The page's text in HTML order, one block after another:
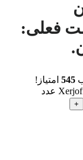
فعلی:
545 امتیاز!